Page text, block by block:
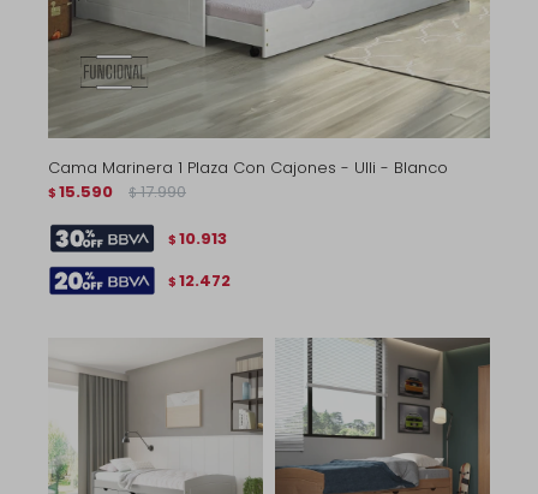
Cama Marinera 1 Plaza Con Cajones - Ulli - Blanco
$ 15.590 $ 17.990
$ 10.913
$ 12.472